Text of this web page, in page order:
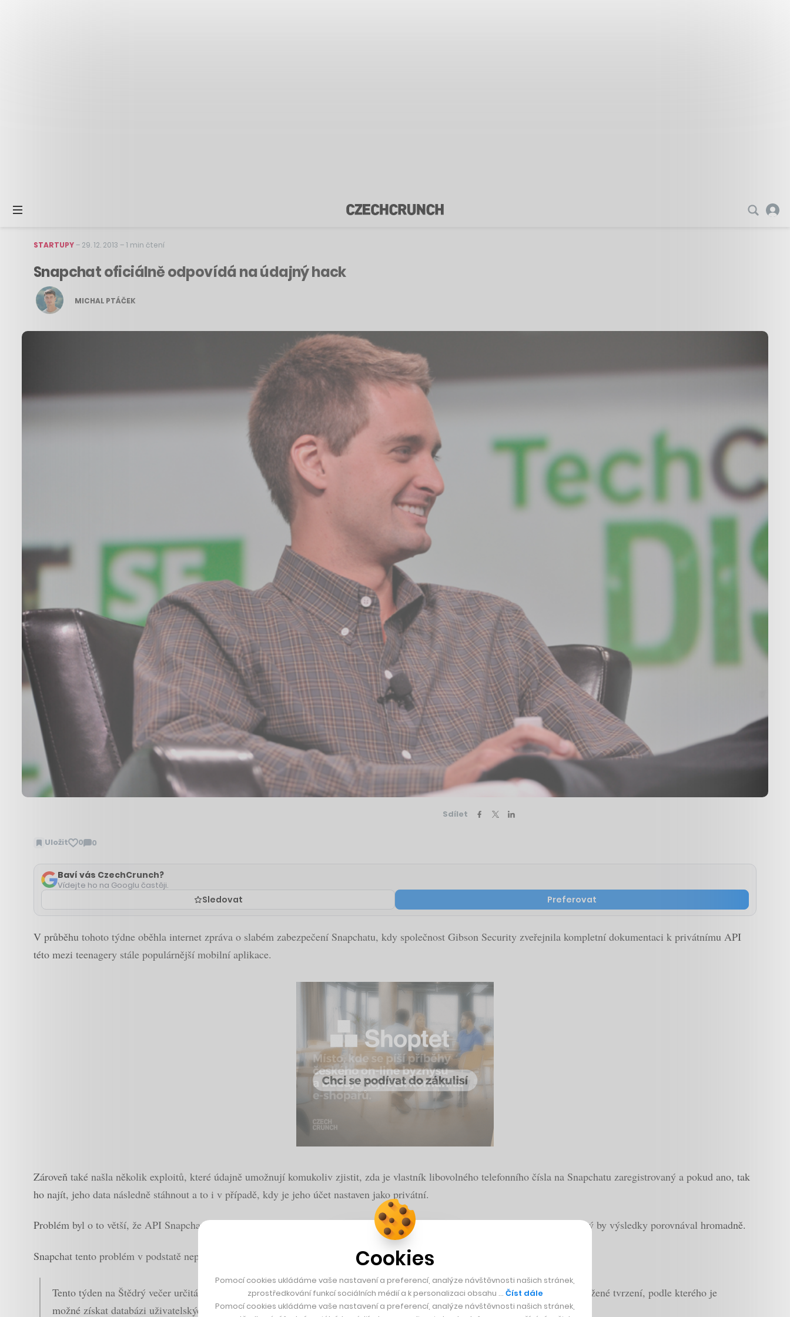
STARTUPY– 29. 12. 2013 –1 min čtení
Snapchat oficiálně odpovídá na údajný hack
MICHAL PTÁČEK
Sdílet
Uložit 0 0
Zobrazit
Baví vás CzechCrunch?
Vídejte ho na Googlu častěji.
Sledovat Preferovat
V průběhu tohoto týdne oběhla internet zpráva o slabém zabezpečení Snapchatu, kdy společnost Gibson Security zveřejnila kompletní dokumentaci k privátnímu API
této mezi teenagery stále populárnější mobilní aplikace.
Zároveň také našla několik exploitů, které údajně umožnují komukoliv zjistit, zda je vlastník libovolného telefonního čísla na Snapchatu zaregistrovaný a pokud ano, tak
ho najít, jeho data následně stáhnout a to i v případě, kdy je jeho účet nastaven jako privátní.
Problém byl o to větší, že API Snapchatu nemělo stanoveno maximální počet dotazů a proto nebyl/není problém použít script, který by výsledky porovnával hromadně.
Snapchat tento problém v podstatě nepřímo potvrdil a na svém blogu nyní zveřejnil vyjádření…
Tento týden na Štědrý večer určitá skupina zveřejnila dokumentaci k našemu privátnímu API. Zpráva také zahrnovala nepodložené tvrzení, podle kterého je
možné získat databázi uživatelských jmen a jejich telefonních čísel.
Cookies
Pomocí cookies ukládáme vaše nastavení a preferencí, analýze návštěvnosti našich stránek,
zprostředkování funkcí sociálních médií a k personalizaci obsahu … Číst dále
Pomocí cookies ukládáme vaše nastavení a preferencí, analýze návštěvnosti našich stránek,